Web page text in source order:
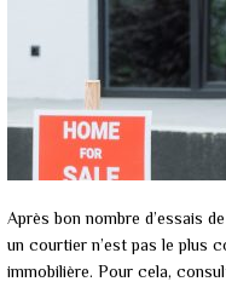
Après bon nombre d’essais
un courtier n’est pas le plus
immobilière. Pour cela,